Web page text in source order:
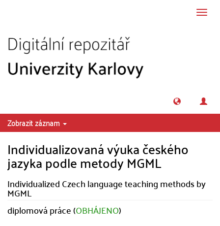
Zobrazit záznam
Individualizovaná výuka českého
jazyka podle metody MGML
Individualized Czech language teaching methods by
MGML
diplomová práce (OBHÁJENO)